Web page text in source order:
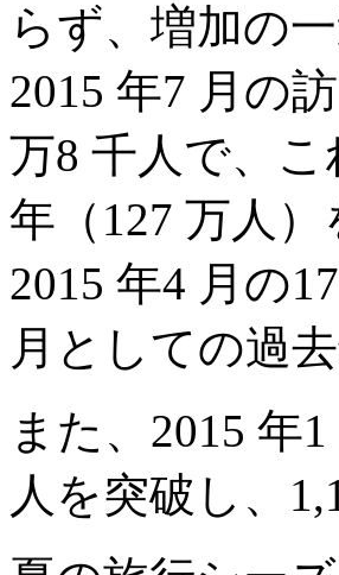
らず、増加の
2015 年7 月の
万8 千人で、
年（127 万人
2015 年4 月の
月としての過
また、2015 年
人を突破し、